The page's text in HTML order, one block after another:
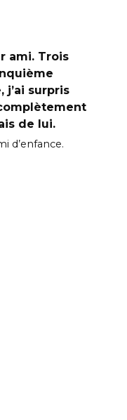
ami. Trois
j’ai surpris
de lui.
d’enfance.